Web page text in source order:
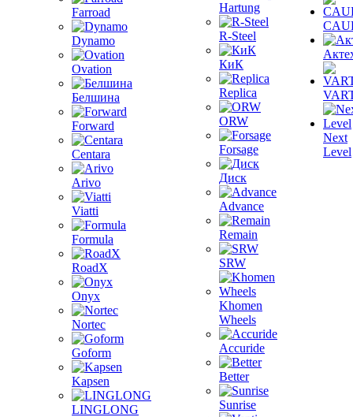
Farroad
Dynamo
Ovation
Белшина
Forward
Centara
Arivo
Viatti
Formula
RoadX
Onyx
Nortec
Goform
Kapsen
LINGLONG
Hartung
R-Steel
КиК
Replica
ORW
Forsage
Диск
Advance
Remain
SRW
Khomen
Wheels
Accuride
Better
Sunrise
Next
Level